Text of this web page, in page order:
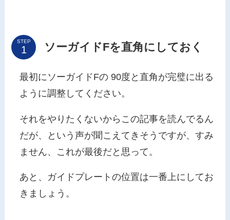
STEP ソーガイドFを直角にしておく
最初にソーガイドFの 90度と直角が完璧に出る
ように調整してください。
それをやりたくないからこの記事を読んでるん
だが、という声が聞こえてきそうですが、すみ
ません、これが最後だと思って。
あと、ガイドプレートの位置は一番上にしてお
きましょう。